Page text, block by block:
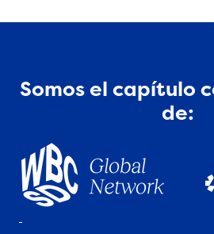
Somos el capítulo
de: